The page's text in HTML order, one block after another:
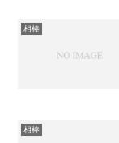
相棒
相棒